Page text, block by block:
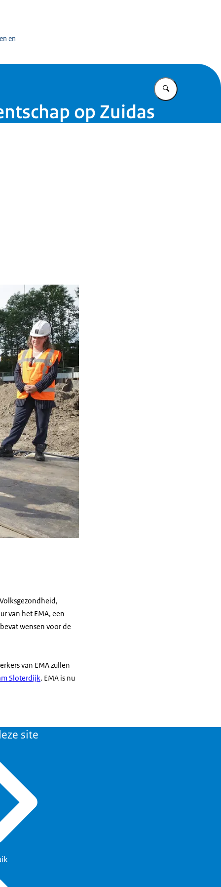
en
Vul in wat u
op Zuidas
van het EMA, een
wensen voor de
van EMA zullen
Sloterdijk. EMA is nu
site